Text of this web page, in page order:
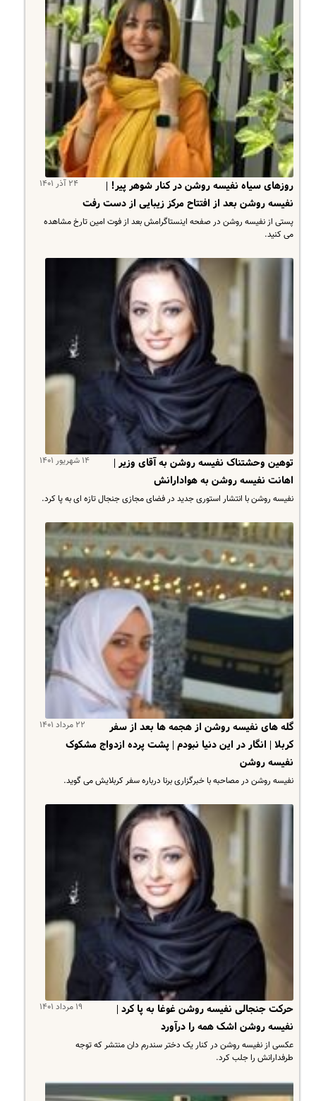
۲۴ آذر ۱۴۰۱
روزهای سیاه نفیسه روشن در کنار شوهر پیر! |
نفیسه روشن بعد از افتتاح مرکز زیبایی از دست رفت
پستی از نفیسه روشن در صفحه اینستاگرامش بعد از فوت امین تارخ مشاهده
می کنید.
۱۴ شهریور ۱۴۰۱
توهین وحشتناک نفیسه روشن به آقای وزیر |
اهانت نفیسه روشن به هوادارانش
نفیسه روشن با انتشار استوری جدید در فضای مجازی جنجال تازه ای به پا کرد.
۲۲ مرداد ۱۴۰۱
گله های نفیسه روشن از هجمه ها بعد از سفر
کربلا | انگار در این دنیا نبودم | پشت پرده ازدواج مشکوک
نفیسه روشن
نفیسه روشن در مصاحبه با خبرگزاری برنا درباره سفر کربلایش می گوید.
۱۹ مرداد ۱۴۰۱
حرکت جنجالی نفیسه روشن غوغا به پا کرد |
نفیسه روشن اشک همه را درآورد
عکسی از نفیسه روشن در کنار یک دختر سندرم دان منتشر که توجه
طرفدارانش را جلب کرد.